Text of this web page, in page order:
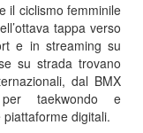
il ciclismo femminile
tappa verso
e in streaming su
su strada trovano
dal BMX
per taekwondo e
digitali.